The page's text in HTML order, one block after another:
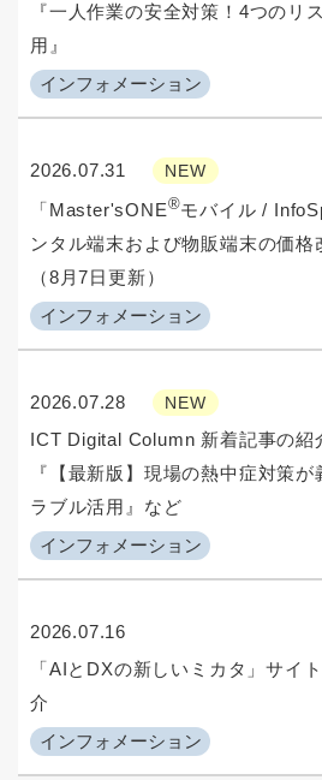
インフォメーション
『一人作業の安全対策！4つのリ
用』
2026.07.31 NEW
インフォメーション
「Master'sONE®モバイル /
ンタル端末および物販端末の価格
（8月7日更新）
2026.07.28 NEW
インフォメーション
ICT Digital Column 新着記事の紹
『【最新版】現場の熱中症対策
ラブル活用』など
2026.07.16
インフォメーション
「AIとDXの新しいミカタ」サイ
介